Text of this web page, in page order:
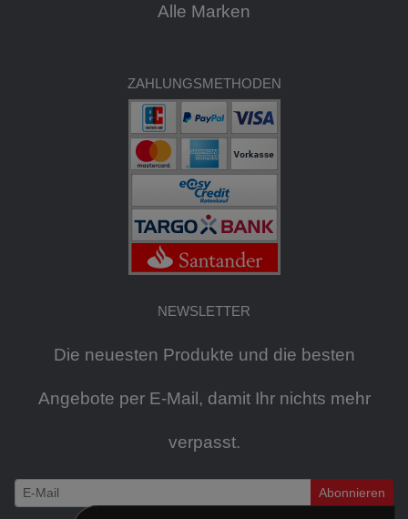
Alle Marken
ZAHLUNGSMETHODEN
NEWSLETTER
Die neuesten Produkte und die besten
Angebote per E-Mail, damit Ihr nichts mehr
verpasst.
Abonnieren